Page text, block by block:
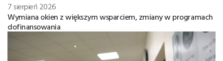
7 sierpień 2026
Wymiana okien z większym wsparciem, zmiany w programach
dofinansowania